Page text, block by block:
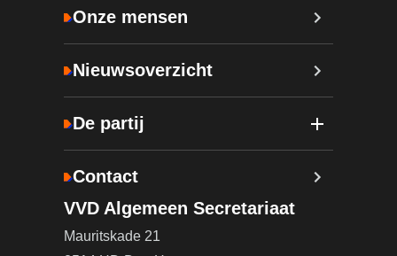
Onze mensen
Nieuwsoverzicht
De partij
Contact
VVD Algemeen Secretariaat
Mauritskade 21